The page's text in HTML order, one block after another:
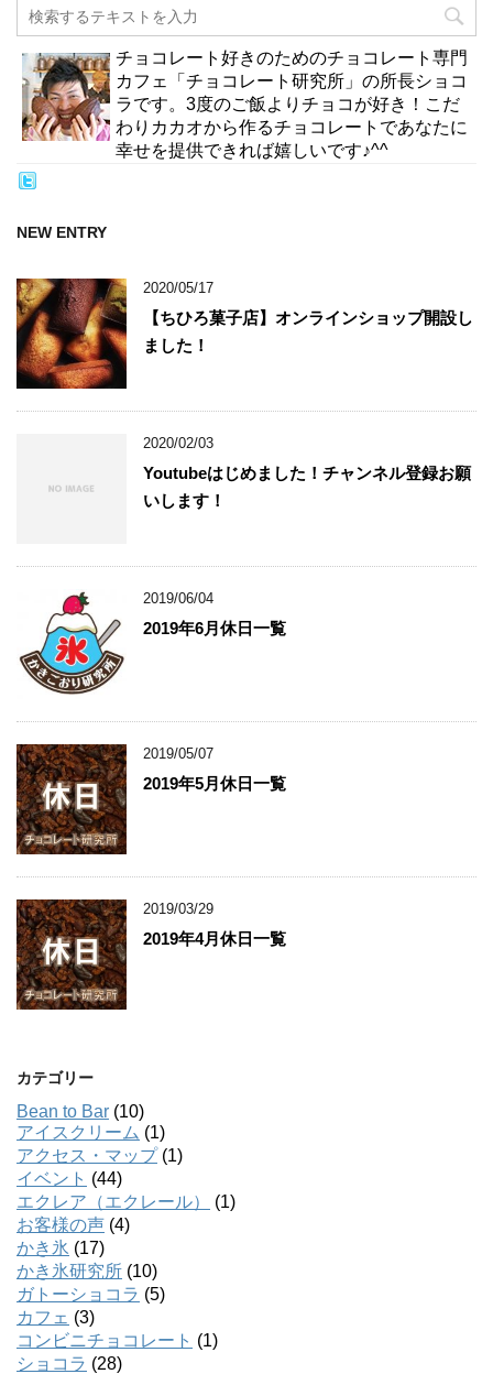
チョコレート好きのためのチョコレート専門
カフェ「チョコレート研究所」の所長ショコ
ラです。3度のご飯よりチョコが好き！こだ
わりカカオから作るチョコレートであなたに
幸せを提供できれば嬉しいです♪^^
NEW ENTRY
2020/05/17
【ちひろ菓子店】オンラインショップ開設し
ました！
2020/02/03
Youtubeはじめました！チャンネル登録お願
いします！
2019/06/04
2019年6月休日一覧
2019/05/07
2019年5月休日一覧
2019/03/29
2019年4月休日一覧
カテゴリー
Bean to Bar (10)
アイスクリーム (1)
アクセス・マップ(1)
イベント (44)
エクレア（エクレール）
(1)
お客様の声 (4)
かき氷 (17)
かき氷研究所 (10)
ガトーショコラ (5)
カフェ (3)
コンビニチョコレート (1)
ショコラ (28)